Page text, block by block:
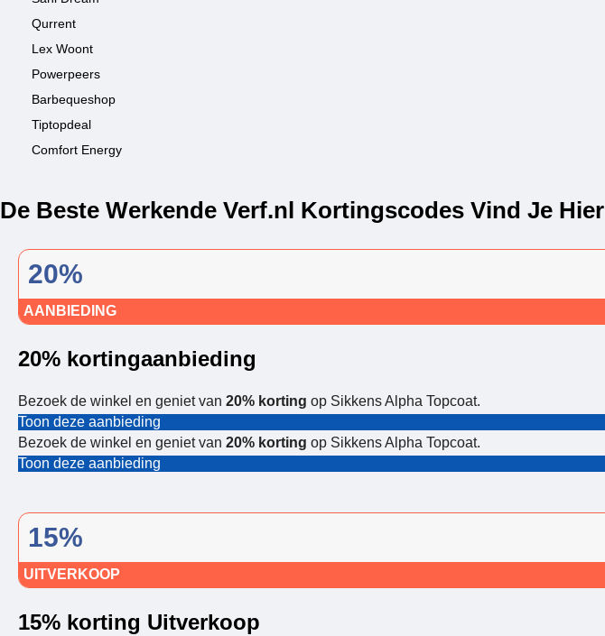
Qurrent
Lex Woont
Powerpeers
Barbequeshop
Tiptopdeal
Comfort Energy
De Beste Werkende Verf.nl Kortingscodes Vind Je Hier
20%
AANBIEDING
20% kortingaanbieding
Bezoek de winkel en geniet van 20% korting op Sikkens Alpha Topcoat.
Toon deze aanbieding
Bezoek de winkel en geniet van 20% korting op Sikkens Alpha Topcoat.
Toon deze aanbieding
15%
UITVERKOOP
15% korting Uitverkoop